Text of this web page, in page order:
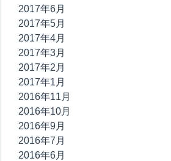
2017年6月
2017年5月
2017年4月
2017年3月
2017年2月
2017年1月
2016年11月
2016年10月
2016年9月
2016年7月
2016年6月